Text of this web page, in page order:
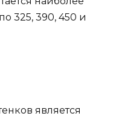
325, 390, 450 и
является